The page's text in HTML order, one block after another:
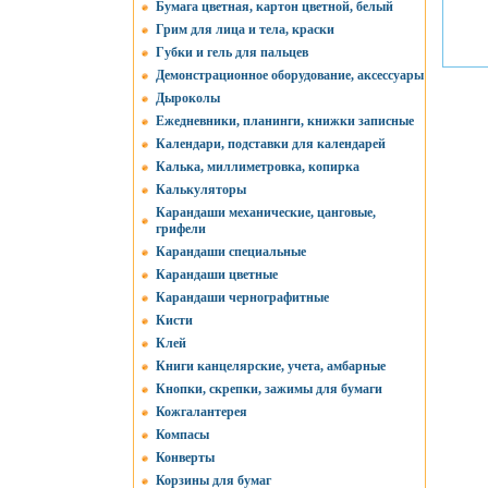
Бумага цветная, картон цветной, белый
Грим для лица и тела, краски
Губки и гель для пальцев
Демонстрационное оборудование, аксессуары
Дыроколы
Ежедневники, планинги, книжки записные
Календари, подставки для календарей
Калька, миллиметровка, копирка
Калькуляторы
Карандаши механические, цанговые,
грифели
Карандаши специальные
Карандаши цветные
Карандаши чернографитные
Кисти
Клей
Книги канцелярские, учета, амбарные
Кнопки, скрепки, зажимы для бумаги
Кожгалантерея
Компасы
Конверты
Корзины для бумаг